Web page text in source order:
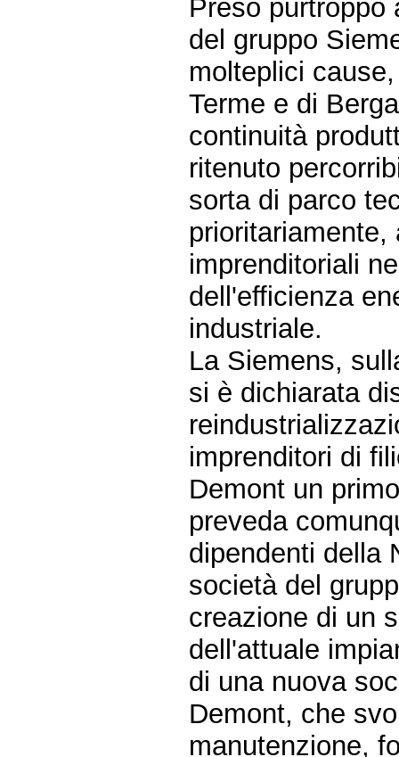
Preso purtroppo
del gruppo
molteplici
Terme e di
continuità
ritenuto
sorta di parco
imprenditoriali
dell'efficienza
industriale.
La Siemens,
si è dichiarata
imprenditori di
Demont un
preveda
dipendenti della
società del
creazione di un
dell'attuale
di una nuova
Demont, che
manutenzione,